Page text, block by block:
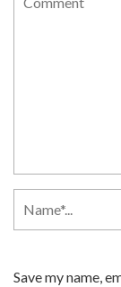
Save my name,